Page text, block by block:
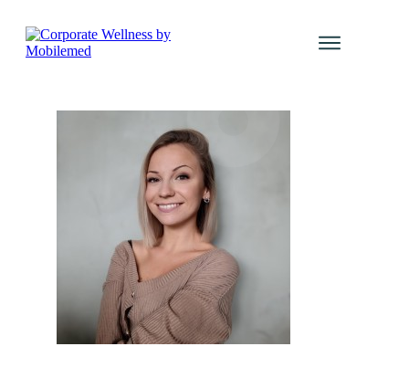
Olga
Rymarska